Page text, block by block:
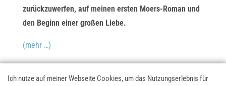
zurückzuwerfen, auf meinen ersten Moers-Roman und
den Beginn einer großen Liebe.
(mehr …)
Ich nutze auf meiner Webseite Cookies, um das Nutzungserlebnis für